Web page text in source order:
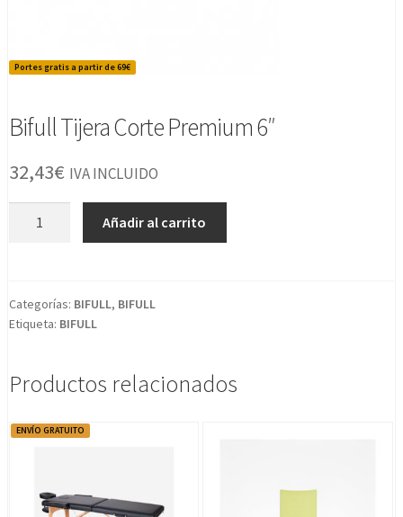
Portes gratis a partir de 69€
Bifull Tijera Corte Premium 6″
32,43€ IVA INCLUIDO
6"
cantidad
Añadir al carrito
Categorías: BIFULL, BIFULL
Etiqueta: BIFULL
Productos relacionados
ENVÍO GRATUITO